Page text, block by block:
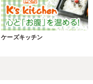
ケーズキッチン